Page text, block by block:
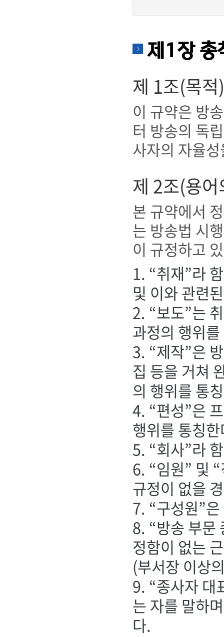
제1장 총
제 1조(목적)
이 규약은 방
터 방송의 독
사자의 자율
제 2조(용
본 규약에서
는 방송법 시
이 규정하고
1. “취재”라
및 이와 관련
2. “보도”는
과정의 행위
3. “제작”은
집 등을 거쳐
의 행위를 통
4. “편성”은
행위를 통칭
5. “회사”라
6. “임원” 및
규정이 없을
7. “구성원”
8. “방송 부문
정함이 없는
(부서장 이상
9. “종사자 대
는 자를 말하
다.